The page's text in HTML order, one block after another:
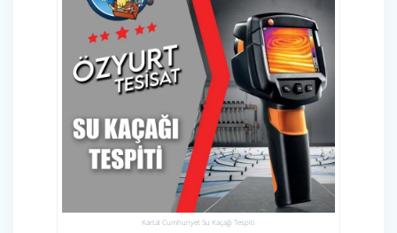
Kartal Cumhuriyet Su Kaçağı Tespiti